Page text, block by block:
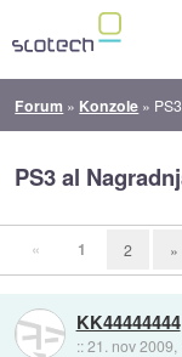
Forum » Konzole »
PS3 al
« 1 2 »
KK44444444
::21. nov 2009,